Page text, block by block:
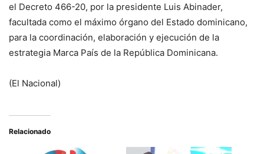
el Decreto 466-20, por la presidente Luis Abinader,
facultada como el máximo órgano del Estado dominicano,
para la coordinación, elaboración y ejecución de la
estrategia Marca País de la República Dominicana.
(El Nacional)
Relacionado